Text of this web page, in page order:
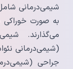
شیمی‌درمانی
به صورت خوراکی
می‌گذارند.
(شیمی‌درمانی
جراحی